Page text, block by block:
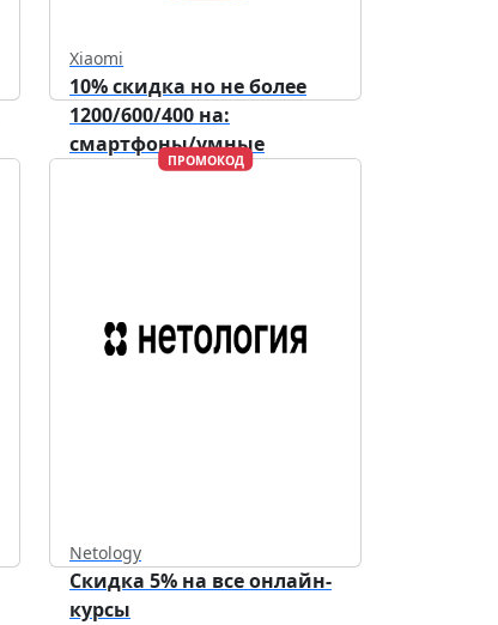
Xiaomi
10% скидка но не более
1200/600/400 на:
смартфоны/умные
устройства/аксессуары.
ПРОМОКОД
Netology
Скидка 5% на все онлайн-
курсы